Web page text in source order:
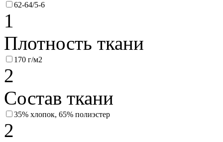
62-64/5-6
1
Плотность ткани
170 г/м2
2
Состав ткани
35% хлопок, 65% полиэстер
2